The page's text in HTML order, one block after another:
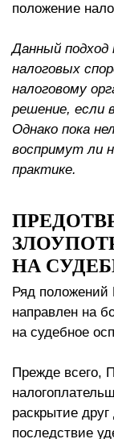
положение
Данный
налоговых
налоговому
решение, если
Однако пока
воспримут ли
практике.
НА
Ряд
направлен на
на судебное
Прежде всего,
раскрытие друг
последствие